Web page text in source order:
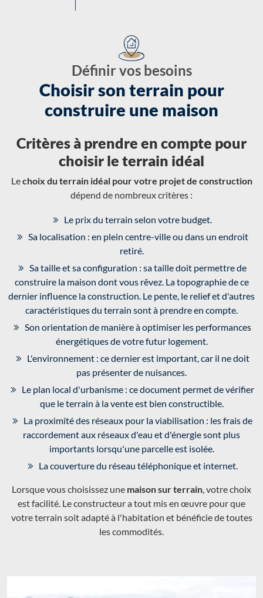
Définir vos besoins
Choisir son terrain pour
construire une maison
Critères à prendre en compte pour
choisir le terrain idéal
Lechoix du terrain idéal pour votre projet de construction
dépend de nombreux critères :
Le prix du terrain selon votre budget.
Sa localisation : en plein centre-ville ou dans un endroit
retiré.
Sa taille et sa configuration : sa taille doit permettre de
construire la maison dont vous rêvez. La topographie de ce
dernier influence la construction. Le pente, le relief et d'autres
caractéristiques du terrain sont à prendre en compte.
Son orientation de manière à optimiser les performances
énergétiques de votre futur logement.
L'environnement : ce dernier est important, car il ne doit
pas présenter de nuisances.
Le plan local d'urbanisme : ce document permet de vérifier
que le terrain à la vente est bien constructible.
La proximité des réseaux pour la viabilisation : les frais de
raccordement aux réseaux d'eau et d'énergie sont plus
importants lorsqu'une parcelle est isolée.
La couverture du réseau téléphonique et internet.
Lorsque vous choisissez une maison sur terrain , votre choix
est facilité. Le constructeur a tout mis en œuvre pour que
votre terrain soit adapté à l'habitation et bénéficie de toutes
les commodités.